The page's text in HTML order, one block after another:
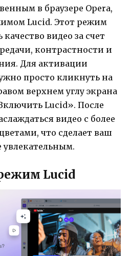
в браузере Opera,
Lucid. Этот режим
видео за счет
контрастности и
Для активации
просто кликнуть на
верхнем углу экрана
Lucid». После
видео с более
что сделает ваш
увлекательным.
Lucid